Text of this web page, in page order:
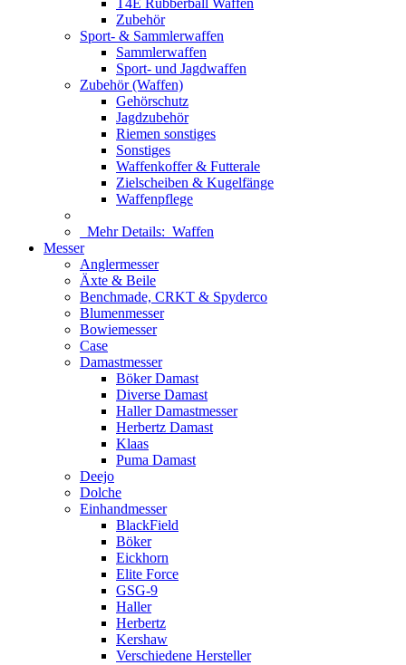
T4E Rubberball Waffen
Zubehör
Sport- & Sammlerwaffen
Sammlerwaffen
Sport- und Jagdwaffen
Zubehör (Waffen)
Gehörschutz
Jagdzubehör
Riemen sonstiges
Sonstiges
Waffenkoffer & Futterale
Zielscheiben & Kugelfänge
Waffenpflege
Mehr Details: Waffen
Messer
Anglermesser
Äxte & Beile
Benchmade, CRKT & Spyderco
Blumenmesser
Bowiemesser
Case
Damastmesser
Böker Damast
Diverse Damast
Haller Damastmesser
Herbertz Damast
Klaas
Puma Damast
Deejo
Dolche
Einhandmesser
BlackField
Böker
Eickhorn
Elite Force
GSG-9
Haller
Herbertz
Kershaw
Verschiedene Hersteller